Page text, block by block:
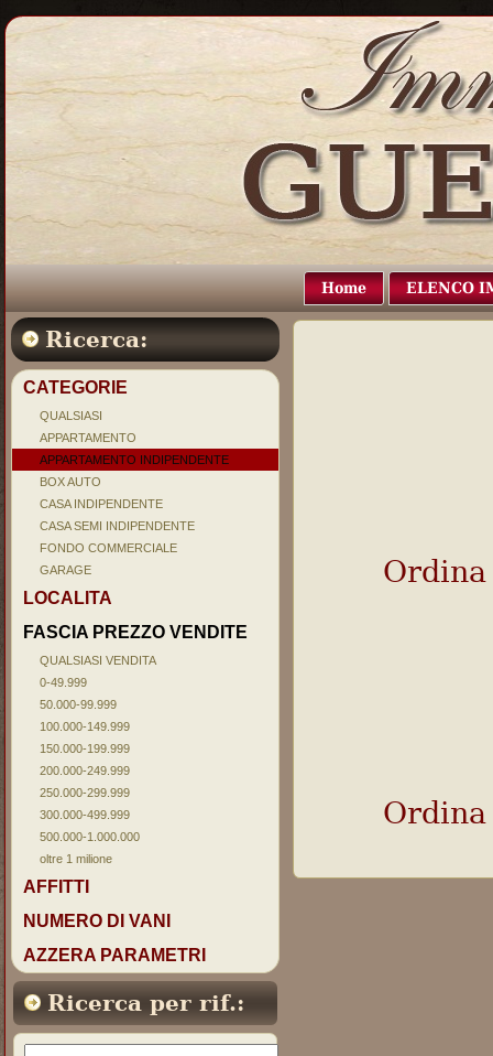
Home ELENCO
Ricerca:
CATEGORIE
QUALSIASI
APPARTAMENTO
APPARTAMENTO INDIPENDENTE
BOX AUTO
CASA INDIPENDENTE
CASA SEMI INDIPENDENTE
FONDO COMMERCIALE
GARAGE
LOCALITA
FASCIA PREZZO VENDITE
QUALSIASI VENDITA
0-49.999
50.000-99.999
100.000-149.999
150.000-199.999
200.000-249.999
250.000-299.999
300.000-499.999
500.000-1.000.000
oltre 1 milione
AFFITTI
NUMERO DI VANI
AZZERA PARAMETRI
Ricerca per rif.: